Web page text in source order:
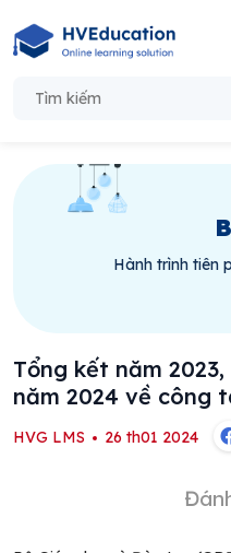
Hành trình tiên
Tổng kết năm
năm 2024 về công
HVG LMS 26 th01 2024